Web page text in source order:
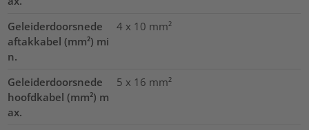
Geleiderdoorsnede
aftakkabel (mm²) mi
n.
4 x 10 mm²
Geleiderdoorsnede
hoofdkabel (mm²) m
ax.
5 x 16 mm²